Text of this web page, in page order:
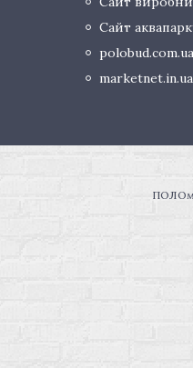
Сайт
polobud.com.ua
marketnet.in.ua